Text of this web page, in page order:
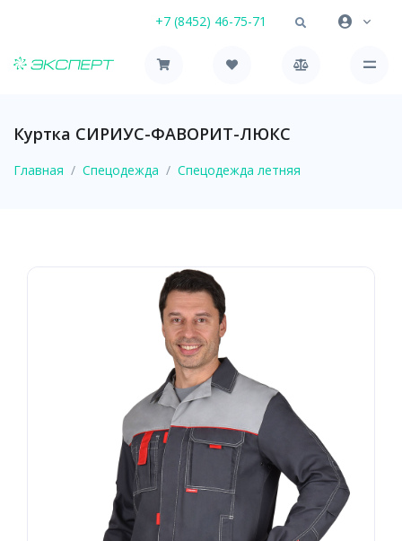
+7 (8452) 46-75-71
Куртка СИРИУС-ФАВОРИТ-ЛЮКС
Главная Спецодежда Спецодежда летняя